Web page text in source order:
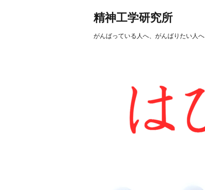
精神工学研究所
がんばっている人へ、がんばりたい人へ